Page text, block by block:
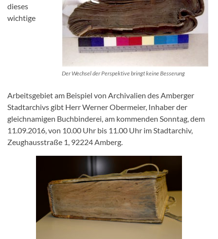
Der Wechsel der Perspektive bringt keine Besserung
dieses
wichtige
Arbeitsgebiet am Beispiel von Archivalien des Amberger
Stadtarchivs gibt Herr Werner Obermeier, Inhaber der
gleichnamigen Buchbinderei, am kommenden Sonntag, dem
11.09.2016, von 10.00 Uhr bis 11.00 Uhr im Stadtarchiv,
Zeughausstraße 1, 92224 Amberg.